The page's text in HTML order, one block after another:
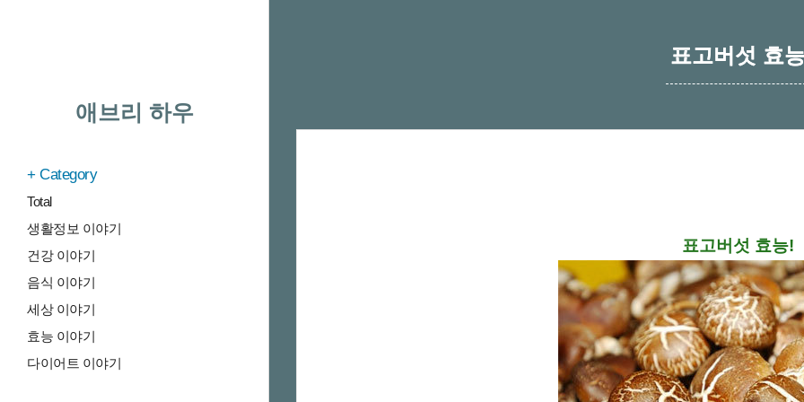
애브리 하우
Category
Total
생활정보 이야기
건강 이야기
음식 이야기
세상 이야기
효능 이야기
다이어트 이야기
표고버섯 효
표고버섯 효능!